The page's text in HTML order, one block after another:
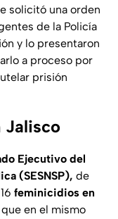
solicitó una orden
de la Policía
y lo presentaron
a proceso por
prisión
Jalisco
Ejecutivo del
(SESNSP), de
feminicidios en
en el mismo